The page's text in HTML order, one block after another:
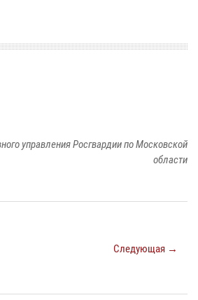
управления Росгвардии по Московской
области
Следующая →